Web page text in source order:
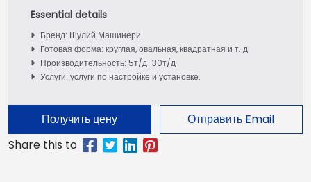
Бренд: Шулий Машинери
Готовая форма: круглая, овальная, квадратная и т. д.
Производительность: 5т/д-30т/д
Услуги: услуги по настройке и установке.
Получить цену Отправить Email